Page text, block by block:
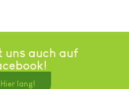
uns auch auf
Hier lang!